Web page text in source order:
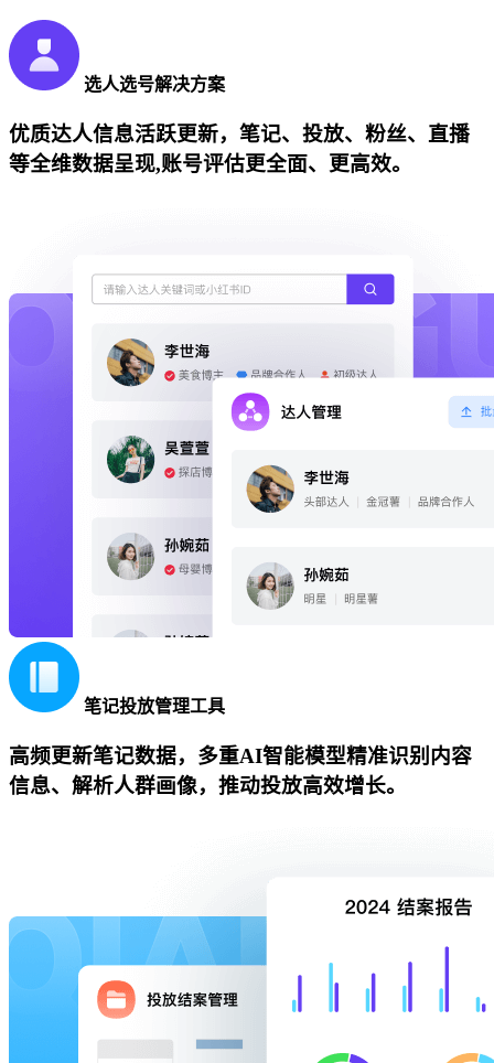
选人选号解决方案
优质达人信息活跃更新，笔记、投放、粉丝、直播
等全维数据呈现,账号评估更全面、更高效。
笔记投放管理工具
高频更新笔记数据，多重AI智能模型精准识别内容
信息、解析人群画像，推动投放高效增长。